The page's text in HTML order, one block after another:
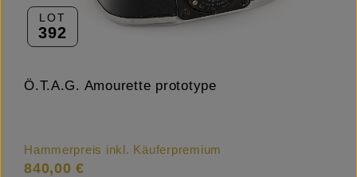
LOT
392
Ö.T.A.G. Amourette prototype
Hammerpreis inkl. Käuferpremium
840,00 €